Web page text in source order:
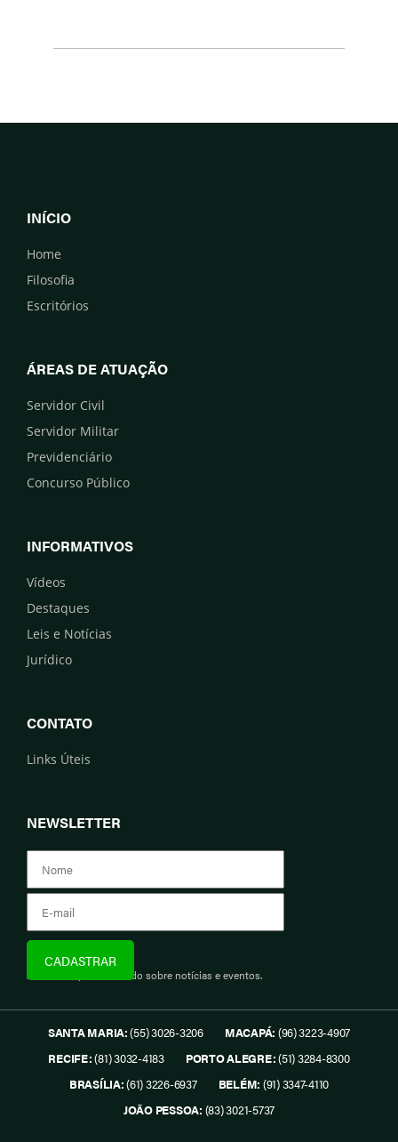
INÍCIO
Home
Filosofia
Escritórios
ÁREAS DE ATUAÇÃO
Servidor Civil
Servidor Militar
Previdenciário
Concurso Público
INFORMATIVOS
Vídeos
Destaques
Leis e Notícias
Jurídico
CONTATO
Links Úteis
NEWSLETTER
Assine e fique informado sobre notícias e eventos.
SANTA MARIA:(55) 3026-3206 MACAPÁ: (96) 3223-4907
RECIFE:(81) 3032-4183 PORTO ALEGRE:(51) 3284-8300
BRASÍLIA:(61) 3226-6937 BELÉM: (91) 3347-4110
JOÃO PESSOA: (83) 3021-5737